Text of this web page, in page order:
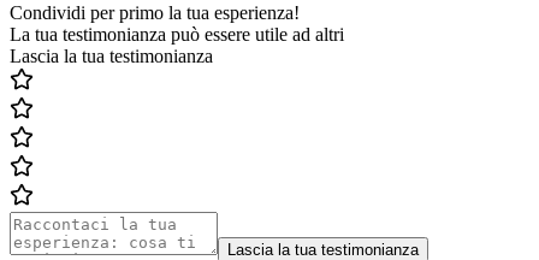
Condividi per primo la tua esperienza!
La tua testimonianza può essere utile ad altri
Lascia la tua testimonianza
Lascia la tua testimonianza